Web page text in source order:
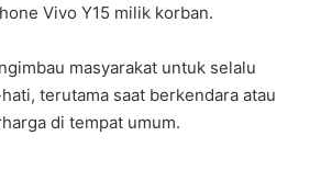
Vivo Y15 milik korban.
masyarakat untuk selalu
terutama saat berkendara atau
di tempat umum.